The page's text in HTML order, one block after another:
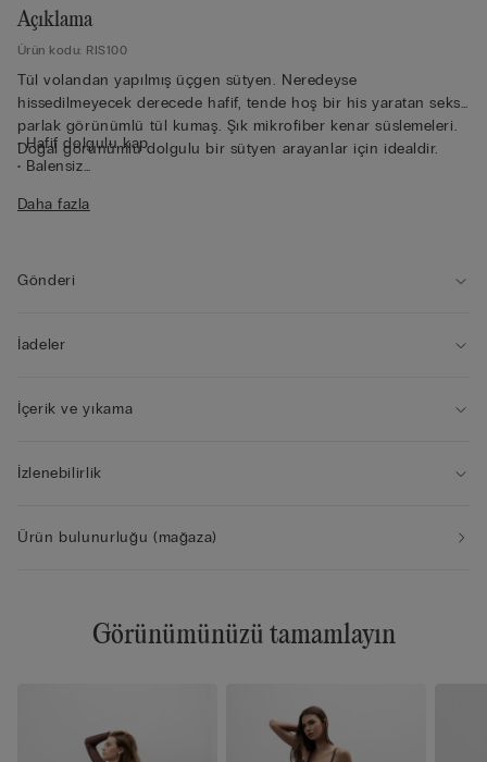
Açıklama
Ürün kodu: RIS100
Tül volandan yapılmış üçgen sütyen. Neredeyse
hissedilmeyecek derecede hafif, tende hoş bir his yaratan seksi
parlak görünümlü tül kumaş. Şık mikrofiber kenar süslemeleri.
Doğal görünümlü dolgulu bir sütyen arayanlar için idealdir.
• Hafif dolgulu kap
• Balensiz
• Tül astarlı göğüs bandı
• Modelin boyu 175 cm, giydiği beden 2B / 75B / 34B / 85B /
Daha fazla
Gönderi
İadeler
İçerik ve yıkama
İzlenebilirlik
Ürün bulunurluğu (mağaza)
Görünümünüzü tamamlayın